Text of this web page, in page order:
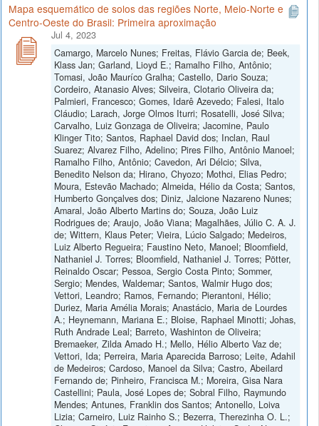
Mapa esquemático de solos das regiões Norte, Meio-Norte e
Centro-Oeste do Brasil: Primeira aproximação
Jul 4, 2023
Camargo, Marcelo Nunes; Freitas, Flávio Garcia de; Beek,
Klass Jan; Garland, Lioyd E.; Ramalho Filho, Antônio;
Tomasi, João Mauríco Gralha; Castello, Dario Souza;
Cordeiro, Atanasio Alves; Silveira, Clotario Oliveira da;
Palmieri, Francesco; Gomes, Idarê Azevedo; Falesi, Italo
Cláudio; Larach, Jorge Olmos Iturri; Rosatelli, José Silva;
Carvalho, Luiz Gonzaga de Oliveira; Jacomine, Paulo
Klinger Tito; Santos, Raphael David dos; Inclan, Raul
Suarez; Alvarez Filho, Adelino; Pires Filho, Antônio Manoel;
Ramalho Filho, Antônio; Cavedon, Ari Délcio; Silva,
Benedito Nelson da; Hirano, Chyozo; Mothci, Elias Pedro;
Moura, Estevão Machado; Almeida, Hélio da Costa; Santos,
Humberto Gonçalves dos; Diniz, Jalcione Nazareno Nunes;
Amaral, João Alberto Martins do; Souza, João Luiz
Rodrigues de; Araujo, João Viana; Magalhães, Júlio C. A. J.
de; Wittern, Klaus Peter; Vieira, Lúcio Salgado; Medeiros,
Luiz Alberto Regueira; Faustino Neto, Manoel; Bloomfield,
Nathaniel J. Torres; Bloomfield, Nathaniel J. Torres; Pötter,
Reinaldo Oscar; Pessoa, Sergio Costa Pinto; Sommer,
Sergio; Mendes, Waldemar; Santos, Walmir Hugo dos;
Vettori, Leandro; Ramos, Fernando; Pierantoni, Hélio;
Duriez, Maria Amélia Morais; Anastácio, Maria de Lourdes
A.; Heynemann, Mariana E.; Bloise, Raphael Minotti; Johas,
Ruth Andrade Leal; Barreto, Washinton de Oliveira;
Bremaeker, Zilda Amado H.; Mello, Hélio Alberto Vaz de;
Vettori, Ida; Perreira, Maria Aparecida Barroso; Leite, Adahil
de Medeiros; Cardoso, Manoel da Silva; Castro, Abeilard
Fernando de; Pinheiro, Francisca M.; Moreira, Gisa Nara
Castellini; Paula, José Lopes de; Sobral Filho, Raymundo
Mendes; Antunes, Franklin dos Santos; Antonello, Loiva
Lizia; Carneiro, Luiz Rainho S.; Bezerra, Therezinha O. L.;